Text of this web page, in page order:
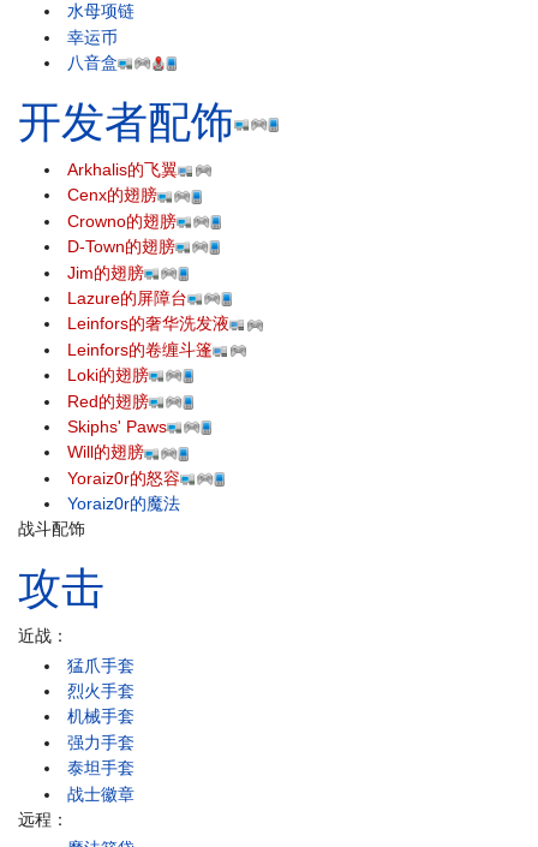
水母项链
幸运币
八音盒
开发者配饰
Arkhalis的飞翼
Cenx的翅膀
Crowno的翅膀
D-Town的翅膀
Jim的翅膀
Lazure的屏障台
Leinfors的奢华洗发液
Leinfors的卷缠斗篷
Loki的翅膀
Red的翅膀
Skiphs' Paws
Will的翅膀
Yoraiz0r的怒容
Yoraiz0r的魔法
战斗配饰
攻击
近战：
猛爪手套
烈火手套
机械手套
强力手套
泰坦手套
战士徽章
远程：